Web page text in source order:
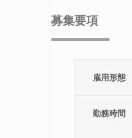
募集要項
雇用形態
勤務時間